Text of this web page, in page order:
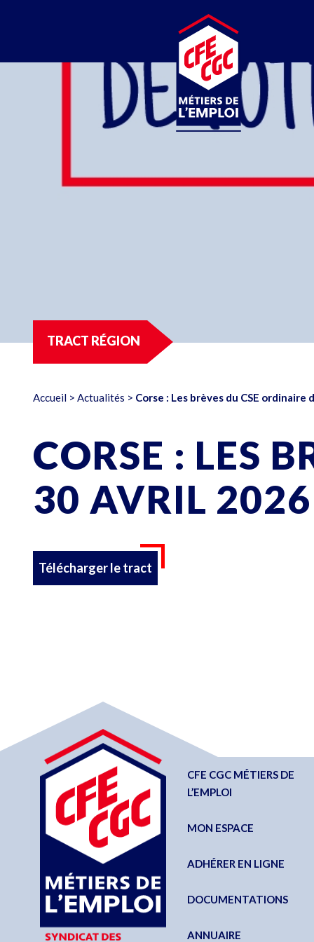
MÉTIERS DE L’EMPLOI
TRACT RÉGION
Accueil > Actualités > Corse : Les brèves du CSE ordinaire
CORSE : LES
30 AVRIL 2026
Télécharger le tract
CFE CGC MÉTIERS DE
L’EMPLOI
MON ESPACE
ADHÉRER EN LIGNE
DOCUMENTATIONS
ANNUAIRE